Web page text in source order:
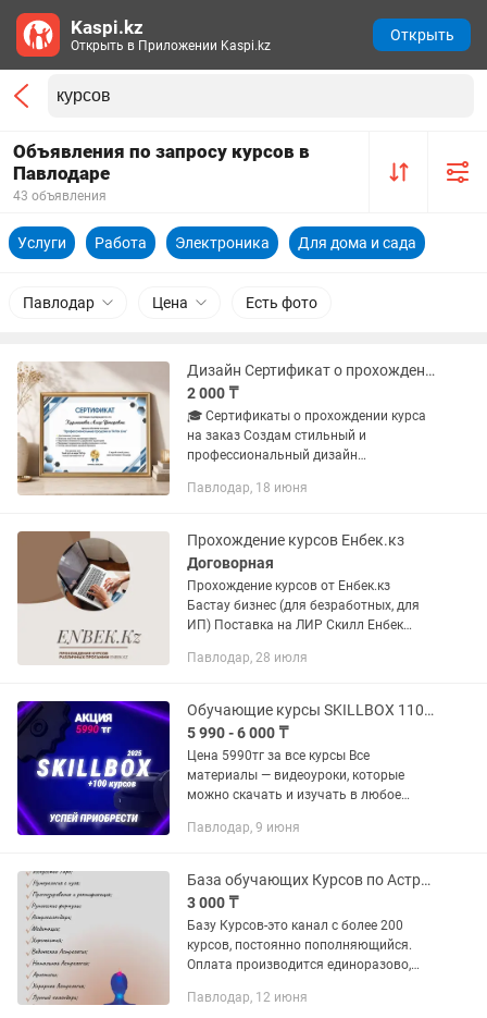
Объявления по запросу курсов в
Павлодаре
43 объявления
Услуги Работа Электроника Для дома и сада
Павлодар Цена Есть фото
Дизайн Сертификат о прохождении курсов. Сертификат на заказ.
2 000 ₸
🎓 Сертификаты о прохождении курса
на заказ Создам стильный и
профессиональный дизайн
марафона, тренинга, мастер-класса
фирменный стиль ✅...
Павлодар, 18 июня
Прохождение курсов Енбек.кз
Договорная
Прохождение курсов от Енбек.кз
Бастау бизнес (для безработных, для
ИП) Поставка на ЛИР Скилл Енбек
электронном виде цены в зависимости
Павлодар, 28 июля
Обучающие курсы SKILLBOX 110 курсов в комплекте
5 990 - 6 000 ₸
Цена 5990тг за все курсы Все
материалы — видеоуроки, которые
можно скачать и изучать в любое
ограничений! Подробные видеоуроки с
Павлодар, 9 июня
База обучающих Курсов по Астрологии, Нумерологии, Таро, Матрицы Судьбы.
3 000 ₸
Базу Курсов-это канал с более 200
курсов, постоянно пополняющийся.
Оплата производится единоразово,
согласны я добавляю Вас в группу на
Павлодар, 12 июня
Kaspi.kz
Открыть в Приложении Kaspi.kz
Открыть